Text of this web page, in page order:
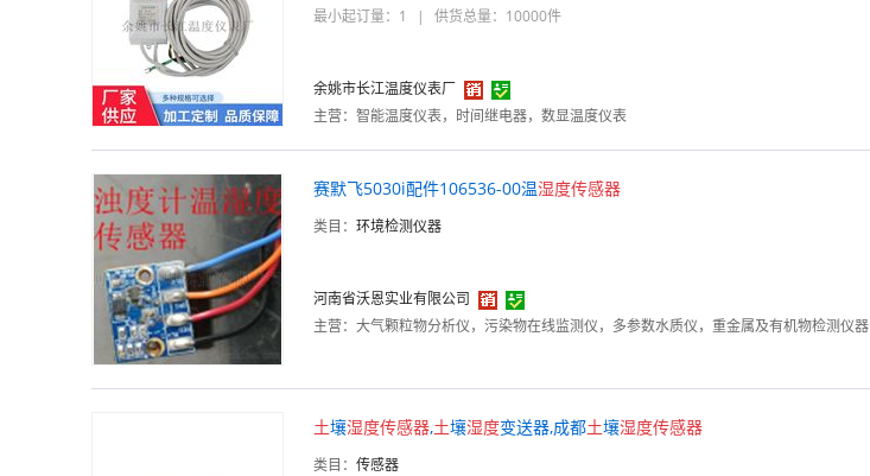
最小起订量：1
| 供货总量：10000件
余姚市长江温度仪表厂
主营： 智能温度仪表，时间继电器，数显温度仪表
赛默飞5030i配件106536-00温湿度传感器
类目： 环境检测仪器
河南省沃恩实业有限公司
主营： 大气颗粒物分析仪，污染物在线监测仪，多参数水质仪，重金属及有机物检测仪器
土壤湿度传感器,土壤湿度变送器,成都土壤湿度传感器
类目： 传感器